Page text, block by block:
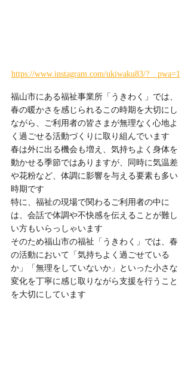
https://www.instagram.com/ukiwaku83/?__pwa=1
福山市にある福祉事業所「うきわく」では、
春の暖かさを感じられるこの時期を大切にし
ながら、ご利用者の皆さまが無理なく心地よ
く過ごせる活動づくりに取り組んでいます
春は外に出る機会も増え、気持ちよく身体を
動かせる季節ではありますが、同時に気温差
や花粉など、体調に影響を与える要素も多い
時期です
特に、福祉の現場で関わるご利用者の中に
は、会話で体調や不快感を伝えることが難し
い方もいらっしゃいます
そのため福山市の福祉「うきわく」では、春
の活動において「気持ちよく過ごせている
か」「無理をしていないか」といった小さな
変化を丁寧に感じ取りながら支援を行うこと
を大切にしています